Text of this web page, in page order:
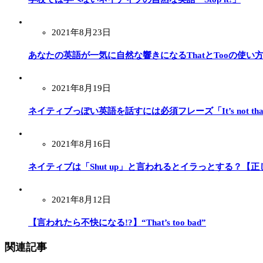
2021年8月23日
あなたの英語が一気に自然な響きになるThatとTooの使い方
2021年8月19日
ネイティブっぽい英語を話すには必須フレーズ「It’s not
2021年8月16日
ネイティブは「Shut up」と言われるとイラっとする？【正
2021年8月12日
【言われたら不快になる!?】“That’s too bad”
関連記事